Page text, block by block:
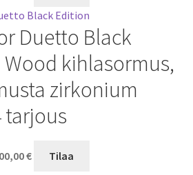
€.
on:
185,00 €.
Duetto Black
kihlasormus,
zirkonium
tarjous
€ Tilaa